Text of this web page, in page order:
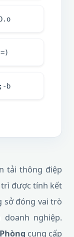
=)
;-b
tải thông điệp
trì được tính kết
sở đóng vai trò
nghiệp.
cung cấp